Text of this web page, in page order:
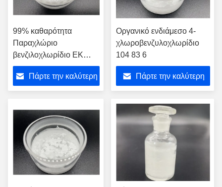
99% καθαρότητα
Παραχλώριο
βενζιλοχλωρίδιο ΕΚ
203-242-7
Πάρτε την καλύτερη
Οργανικό ενδιάμεσο 4-
χλωροβενζυλοχλωρίδιο
104 83 6
Πάρτε την καλύτερη